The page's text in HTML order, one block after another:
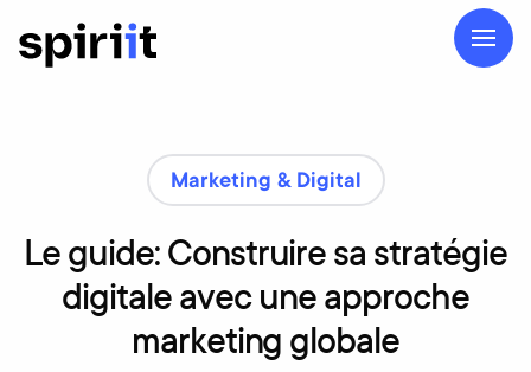
Marketing & Digital
Le guide: Construire sa stratégie
digitale avec une approche
marketing globale